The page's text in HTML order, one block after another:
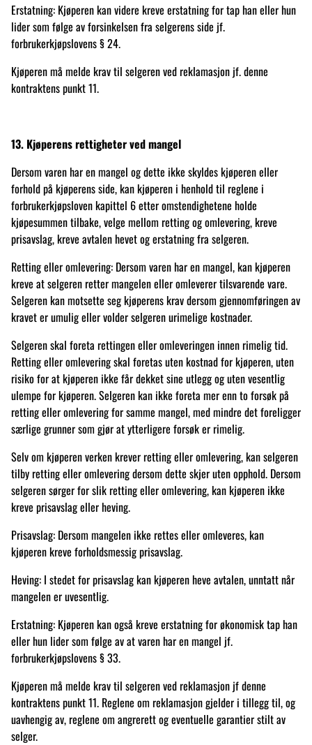
Erstatning: Kjøperen kan videre kreve erstatning for tap han eller hun
lider som følge av forsinkelsen fra selgerens side jf.
forbrukerkjøpslovens § 24.
Kjøperen må melde krav til selgeren ved reklamasjon jf. denne
kontraktens punkt 11.
13. Kjøperens rettigheter ved mangel
Dersom varen har en mangel og dette ikke skyldes kjøperen eller
forhold på kjøperens side, kan kjøperen i henhold til reglene i
forbrukerkjøpsloven kapittel 6 etter omstendighetene holde
kjøpesummen tilbake, velge mellom retting og omlevering, kreve
prisavslag, kreve avtalen hevet og erstatning fra selgeren.
Retting eller omlevering: Dersom varen har en mangel, kan kjøperen
kreve at selgeren retter mangelen eller omleverer tilsvarende vare.
Selgeren kan motsette seg kjøperens krav dersom gjennomføringen av
kravet er umulig eller volder selgeren urimelige kostnader.
Selgeren skal foreta rettingen eller omleveringen innen rimelig tid.
Retting eller omlevering skal foretas uten kostnad for kjøperen, uten
risiko for at kjøperen ikke får dekket sine utlegg og uten vesentlig
ulempe for kjøperen. Selgeren kan ikke foreta mer enn to forsøk på
retting eller omlevering for samme mangel, med mindre det foreligger
særlige grunner som gjør at ytterligere forsøk er rimelig.
Selv om kjøperen verken krever retting eller omlevering, kan selgeren
tilby retting eller omlevering dersom dette skjer uten opphold. Dersom
selgeren sørger for slik retting eller omlevering, kan kjøperen ikke
kreve prisavslag eller heving.
Prisavslag: Dersom mangelen ikke rettes eller omleveres, kan
kjøperen kreve forholdsmessig prisavslag.
Heving: I stedet for prisavslag kan kjøperen heve avtalen, unntatt når
mangelen er uvesentlig.
Erstatning: Kjøperen kan også kreve erstatning for økonomisk tap han
eller hun lider som følge av at varen har en mangel jf.
forbrukerkjøpslovens § 33.
Kjøperen må melde krav til selgeren ved reklamasjon jf denne
kontraktens punkt 11. Reglene om reklamasjon gjelder i tillegg til, og
uavhengig av, reglene om angrerett og eventuelle garantier stilt av
selger.